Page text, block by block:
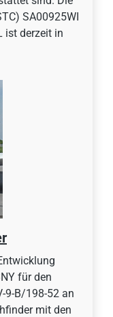
SA00925WI
ist derzeit in
für den
9-B/198-52 an
mit den